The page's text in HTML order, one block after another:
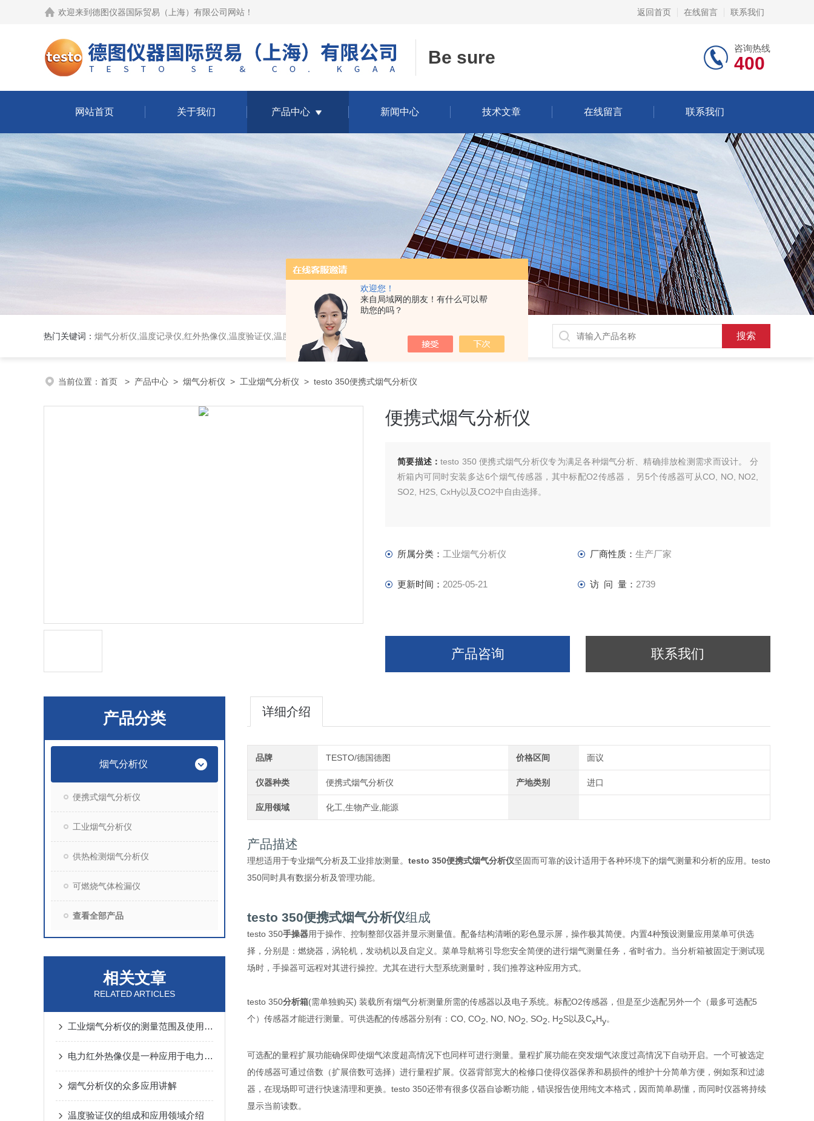
欢迎您！
来自局域网的朋友！有什么可以帮
助您的吗？
欢迎来到 德图仪器国际贸易（上海）有限公司网站 ！ 返回首页 在线留言 联系我们
Be sure 咨询热线
400
网站首页 关于我们 产品中心 新闻中心 技术文章 在线留言 联系我们
热门关键词： 烟气分析仪,温度记录仪,红外热像仪,温度验证仪,温度监控系统,风速仪
当前位置： 首页 > 产品中心 > 烟气分析仪 > 工业烟气分析仪 > testo 350便携式烟气分析仪
便携式烟气分析仪
简要描述：testo 350 便携式烟气分析仪专为满足各种烟气分析、精确排放检测需求而设计。 分
析箱内可同时安装多达6个烟气传感器，其中标配O2传感器， 另5个传感器可从CO, NO, NO2,
SO2, H2S, CxHy以及CO2中自由选择。
所属分类： 工业烟气分析仪 厂商性质： 生产厂家
更新时间： 2025-05-21 访 问 量： 2739
产品咨询 联系我们
产品分类
烟气分析仪
便携式烟气分析仪
工业烟气分析仪
供热检测烟气分析仪
可燃烧气体检漏仪
查看全部产品
相关文章
RELATED ARTICLES
工业烟气分析仪的测量范围及使用效果
电力红外热像仪是一种应用于电力行业的非接触式温度测量工具
烟气分析仪的众多应用讲解
温度验证仪的组成和应用领域介绍
详细介绍
品牌 TESTO/德国德图 价格区间 面议
仪器种类 便携式烟气分析仪 产地类别 进口
应用领域 化工,生物产业,能源
产品描述
理想适用于专业烟气分析及工业排放测量。 testo 350便携式烟气分析仪坚固而可靠的设计适用于各种环境下的烟气测量和分析的应用。testo
350同时具有数据分析及管理功能。
testo 350便携式烟气分析仪组成
testo 350手操器用于操作、控制整部仪器并显示测量值。配备结构清晰的彩色显示屏，操作极其简便。内置4种预设测量应用菜单可供选
择，分别是：燃烧器，涡轮机，发动机以及自定义。菜单导航将引导您安全简便的进行烟气测量任务，省时省力。当分析箱被固定于测试现
场时，手操器可远程对其进行操控。尤其在进行大型系统测量时，我们推荐这种应用方式。
testo 350分析箱(需单独购买) 装载所有烟气分析测量所需的传感器以及电子系统。标配O2传感器，但是至少选配另外一个（最多可选配5
个）传感器才能进行测量。可供选配的传感器分别有：CO, CO2 , NO, NO2 , SO2 , H2S以及CxHy。
可选配的量程扩展功能确保即使烟气浓度超高情况下也同样可进行测量。量程扩展功能在突发烟气浓度过高情况下自动开启。一个可被选定
的传感器可通过倍数（扩展倍数可选择）进行量程扩展。仪器背部宽大的检修口使得仪器保养和易损件的维护十分简单方便，例如泵和过滤
器，在现场即可进行快速清理和更换。testo 350还带有很多仪器自诊断功能，错误报告使用纯文本格式，因而简单易懂，而同时仪器将持续
显示当前读数。